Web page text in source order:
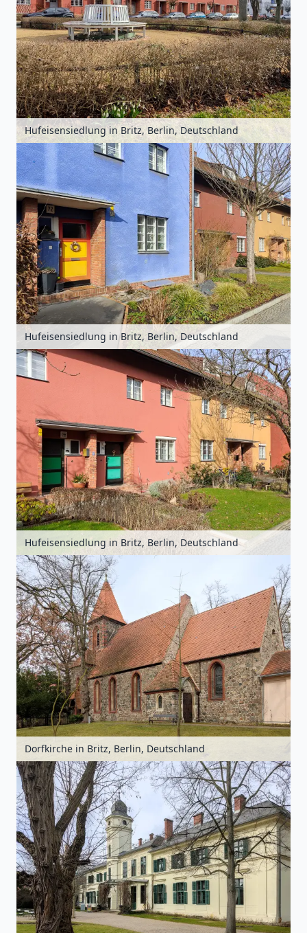
Hufeisensiedlung in Britz, Berlin, Deutschland
Hufeisensiedlung in Britz, Berlin, Deutschland
Hufeisensiedlung in Britz, Berlin, Deutschland
Dorfkirche in Britz, Berlin, Deutschland